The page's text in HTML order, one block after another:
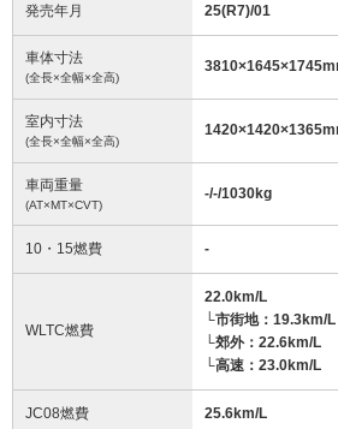
発売年月 25(R7)/01
車体寸法
(全長×全幅×全高)
3810×1645×1745
室内寸法
(全長×全幅×全高)
1420×1420×1365
車両重量
(AT×MT×CVT)
-/-/1030kg
10・15燃費 -
WLTC燃費
22.0km/L
└市街地：19.3km/L
└郊外：22.6km/L
└高速：23.0km/L
JC08燃費 25.6km/L